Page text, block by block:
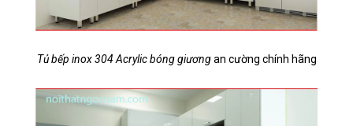
Tủ bếp inox 304 Acrylic bóng giươngan cường chính hãng